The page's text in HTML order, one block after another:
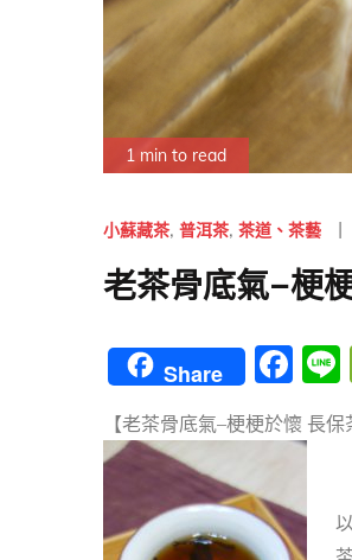
1 min to read
小蘇藏茶 普洱茶 茶道、茶藝
老茶骨底氣–梗
Share
F
a
c
b
【老茶骨底氣–梗梗於懷 長保